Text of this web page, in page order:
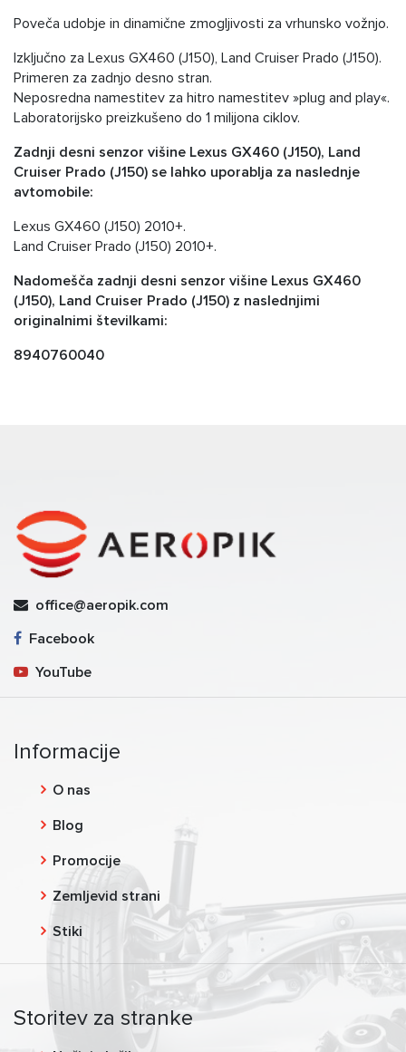
Poveča udobje in dinamične zmogljivosti za vrhunsko vožnjo.
Izključno za Lexus GX460 (J150), Land Cruiser Prado (J150).
Primeren za zadnjo desno stran.
Neposredna namestitev za hitro namestitev »plug and play«.
Laboratorijsko preizkušeno do 1 milijona ciklov.
Zadnji desni senzor višine Lexus GX460 (J150), Land
Cruiser Prado (J150) se lahko uporablja za naslednje
avtomobile:
Lexus GX460 (J150) 2010+.
Land Cruiser Prado (J150) 2010+.
Nadomešča zadnji desni senzor višine Lexus GX460
(J150), Land Cruiser Prado (J150) z naslednjimi
originalnimi številkami:
8940760040
office@aeropik.com
Facebook
YouTube
Informacije
O nas
Blog
Promocije
Zemljevid strani
Stiki
Storitev za stranke